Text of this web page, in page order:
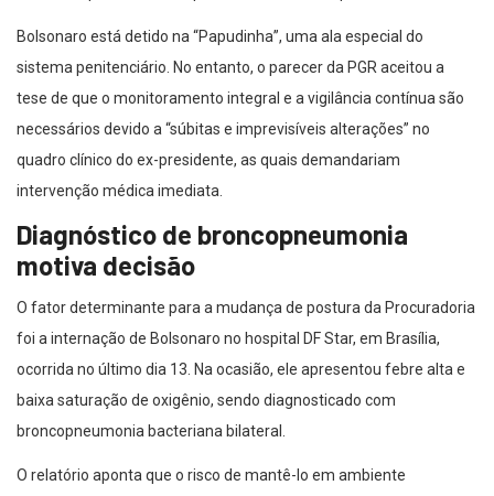
Bolsonaro está detido na “Papudinha”, uma ala especial do
sistema penitenciário. No entanto, o parecer da PGR aceitou a
tese de que o monitoramento integral e a vigilância contínua são
necessários devido a “súbitas e imprevisíveis alterações” no
quadro clínico do ex-presidente, as quais demandariam
intervenção médica imediata.
Diagnóstico de broncopneumonia
motiva decisão
O fator determinante para a mudança de postura da Procuradoria
foi a internação de Bolsonaro no hospital DF Star, em Brasília,
ocorrida no último dia 13. Na ocasião, ele apresentou febre alta e
baixa saturação de oxigênio, sendo diagnosticado com
broncopneumonia bacteriana bilateral.
O relatório aponta que o risco de mantê-lo em ambiente